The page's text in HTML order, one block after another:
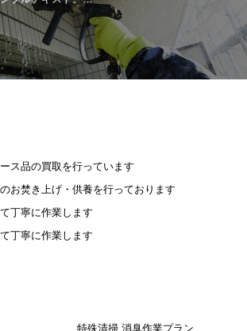
ス品の買取を行っています
お焚き上げ・供養を行っております
丁寧に作業します
丁寧に作業します
特殊清掃 消臭作業プラン